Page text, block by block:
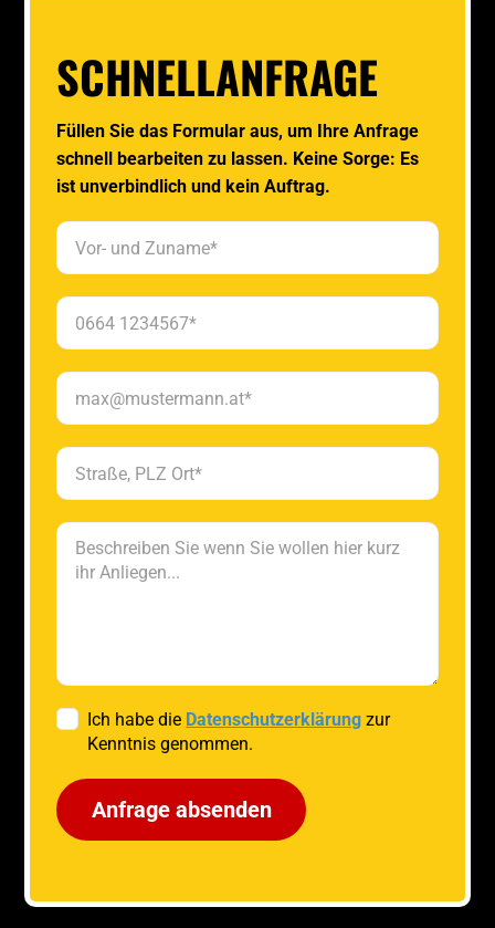
SCHNELLANFRAGE
Füllen Sie das Formular aus, um Ihre Anfrage
schnell bearbeiten zu lassen. Keine Sorge: Es
ist unverbindlich und kein Auftrag.
Ich habe die Datenschutzerklärung zur
Kenntnis genommen.